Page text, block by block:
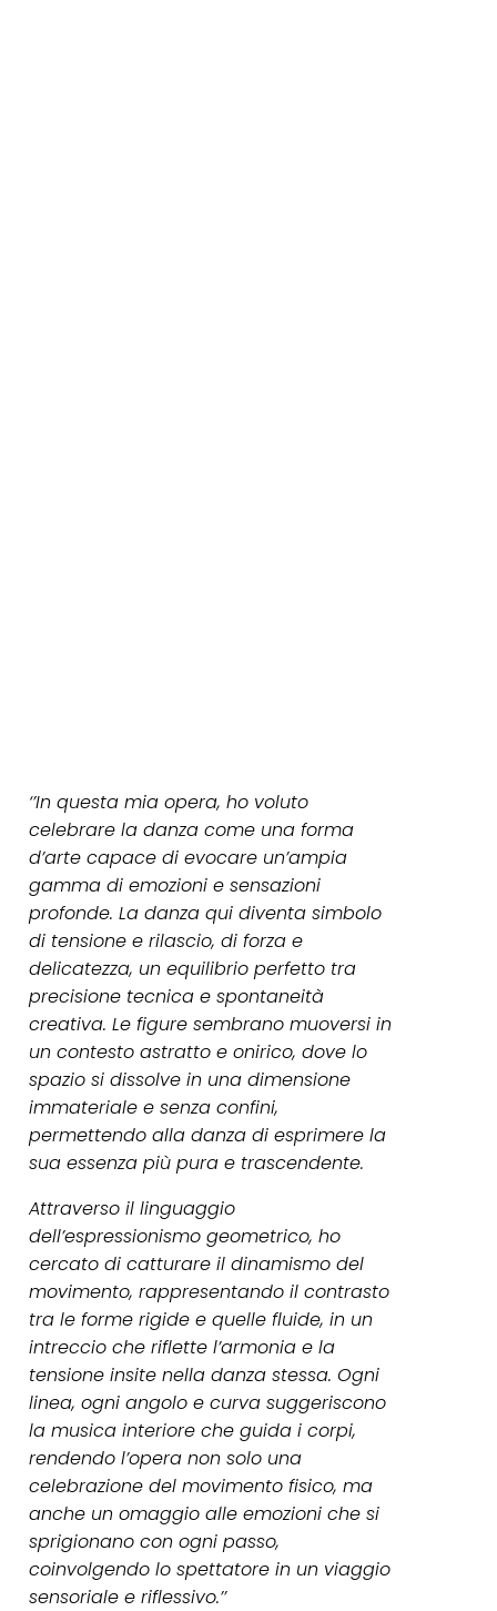
‘’In questa mia opera, ho voluto
celebrare la danza come una forma
d’arte capace di evocare un’ampia
gamma di emozioni e sensazioni
profonde. La danza qui diventa simbolo
di tensione e rilascio, di forza e
delicatezza, un equilibrio perfetto tra
precisione tecnica e spontaneità
creativa. Le figure sembrano muoversi in
un contesto astratto e onirico, dove lo
spazio si dissolve in una dimensione
immateriale e senza confini,
permettendo alla danza di esprimere la
sua essenza più pura e trascendente.
Attraverso il linguaggio
dell’espressionismo geometrico, ho
cercato di catturare il dinamismo del
movimento, rappresentando il contrasto
tra le forme rigide e quelle fluide, in un
intreccio che riflette l’armonia e la
tensione insite nella danza stessa. Ogni
linea, ogni angolo e curva suggeriscono
la musica interiore che guida i corpi,
rendendo l’opera non solo una
celebrazione del movimento fisico, ma
anche un omaggio alle emozioni che si
sprigionano con ogni passo,
coinvolgendo lo spettatore in un viaggio
sensoriale e riflessivo.’’